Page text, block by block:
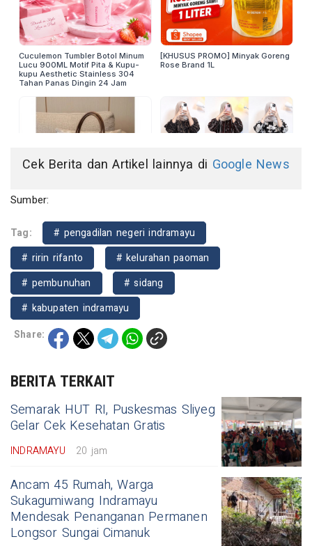
Cek Berita dan Artikel lainnya di Google News
Sumber:
Tag:
# pengadilan negeri indramayu
# ririn rifanto
# kelurahan paoman
# pembunuhan
# sidang
# kabupaten indramayu
Share:
BERITA TERKAIT
Semarak HUT RI, Puskesmas Sliyeg
Gelar Cek Kesehatan Gratis
INDRAMAYU 20 jam
Ancam 45 Rumah, Warga
Sukagumiwang Indramayu
Mendesak Penanganan Permanen
Longsor Sungai Cimanuk